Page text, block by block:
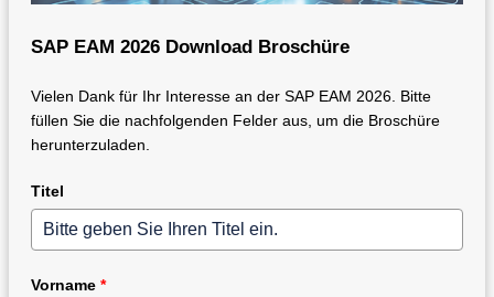
SAP EAM 2026 Download Broschüre
Vielen Dank für Ihr Interesse an der SAP EAM 2026. Bitte
füllen Sie die nachfolgenden Felder aus, um die Broschüre
herunterzuladen.
Titel
Vorname *